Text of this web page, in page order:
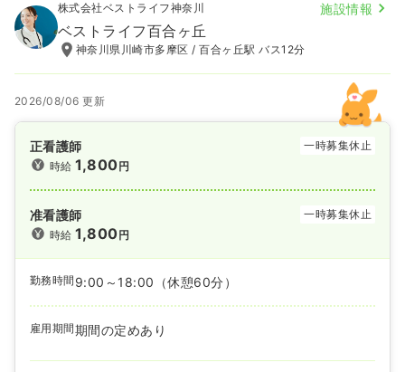
株式会社ベストライフ神奈川 施設情報
ベストライフ百合ヶ丘
神奈川県川崎市多摩区 / 百合ヶ丘駅 バス12分
2026/08/06 更新
正看護師
一時募集休止
時給1,800円
准看護師
一時募集休止
時給1,800円
勤務時間 9:00～18:00 （休憩60分）
雇用期間期間の定めあり